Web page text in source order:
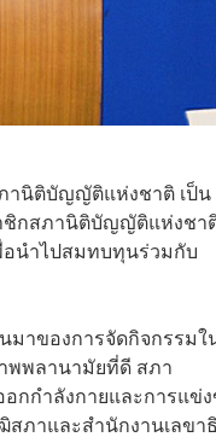
านิติบัญญัติแห่งชาติ เป็น
าชิกสภานิติบัญญัติแห่งชา
อนำไปสมทบทุนร่วมกับ
มาของการจัดกิจกรรมใ
พพลานามัยที่ดี สภา
กกำลังกายและการแข่
ภาและสำนักงานเลขา